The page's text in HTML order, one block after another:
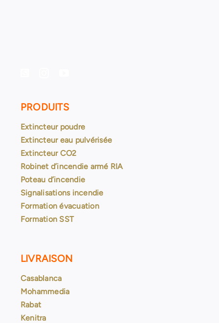
PRODUITS
Extincteur poudre
Extincteur eau pulvérisée
Extincteur CO2
Robinet d’incendie armé RIA
Poteau d’incendie
Signalisations incendie
Formation évacuation
Formation SST
LIVRAISON
Casablanca
Mohammedia
Rabat
Kenitra